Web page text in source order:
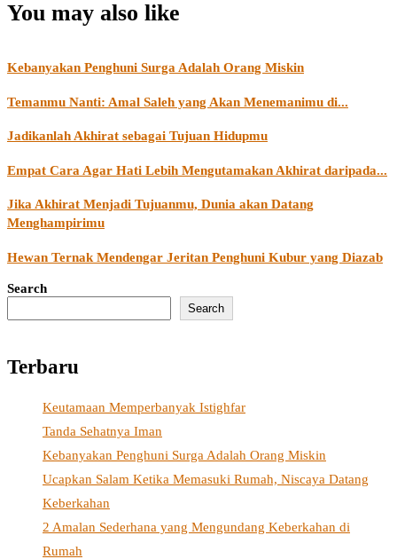
You may also like
Kebanyakan Penghuni Surga Adalah Orang Miskin
Temanmu Nanti: Amal Saleh yang Akan Menemanimu di...
Jadikanlah Akhirat sebagai Tujuan Hidupmu
Empat Cara Agar Hati Lebih Mengutamakan Akhirat daripada...
Jika Akhirat Menjadi Tujuanmu, Dunia akan Datang
Menghampirimu
Hewan Ternak Mendengar Jeritan Penghuni Kubur yang Diazab
Search
Search
Terbaru
Keutamaan Memperbanyak Istighfar
Tanda Sehatnya Iman
Kebanyakan Penghuni Surga Adalah Orang Miskin
Ucapkan Salam Ketika Memasuki Rumah, Niscaya Datang
Keberkahan
2 Amalan Sederhana yang Mengundang Keberkahan di
Rumah